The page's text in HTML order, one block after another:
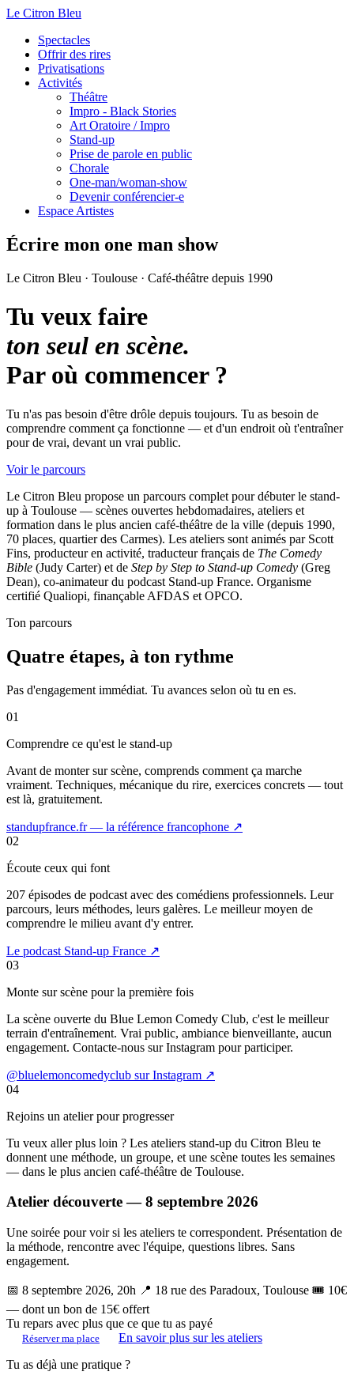
Le Citron Bleu
Spectacles
Offrir des rires
Privatisations
Activités
Théâtre
Impro - Black Stories
Art Oratoire / Impro
Stand-up
Prise de parole en public
Chorale
One-man/woman-show
Devenir conférencier-e
Espace Artistes
Écrire mon one man show
Le Citron Bleu · Toulouse · Café-théâtre depuis 1990
Tu veux faire
ton seul en scène.
Par où commencer ?
Tu n'as pas besoin d'être drôle depuis toujours. Tu as besoin de
comprendre comment ça fonctionne — et d'un endroit où t'entraîner
pour de vrai, devant un vrai public.
Voir le parcours
Le Citron Bleu propose un parcours complet pour débuter le stand-
up à Toulouse — scènes ouvertes hebdomadaires, ateliers et
formation dans le plus ancien café-théâtre de la ville (depuis 1990,
70 places, quartier des Carmes). Les ateliers sont animés par Scott
Fins, producteur en activité, traducteur français de The Comedy
Bible (Judy Carter) et de Step by Step to Stand-up Comedy (Greg
Dean), co-animateur du podcast Stand-up France. Organisme
certifié Qualiopi, finançable AFDAS et OPCO.
Ton parcours
Quatre étapes, à ton rythme
Pas d'engagement immédiat. Tu avances selon où tu en es.
01
Comprendre ce qu'est le stand-up
Avant de monter sur scène, comprends comment ça marche
vraiment. Techniques, mécanique du rire, exercices concrets — tout
est là, gratuitement.
standupfrance.fr — la référence francophone ↗
02
Écoute ceux qui font
207 épisodes de podcast avec des comédiens professionnels. Leur
parcours, leurs méthodes, leurs galères. Le meilleur moyen de
comprendre le milieu avant d'y entrer.
Le podcast Stand-up France ↗
03
Monte sur scène pour la première fois
La scène ouverte du Blue Lemon Comedy Club, c'est le meilleur
terrain d'entraînement. Vrai public, ambiance bienveillante, aucun
engagement. Contacte-nous sur Instagram pour participer.
@bluelemoncomedyclub sur Instagram ↗
04
Rejoins un atelier pour progresser
Tu veux aller plus loin ? Les ateliers stand-up du Citron Bleu te
donnent une méthode, un groupe, et une scène toutes les semaines
— dans le plus ancien café-théâtre de Toulouse.
Atelier découverte — 8 septembre 2026
Une soirée pour voir si les ateliers te correspondent. Présentation de
la méthode, rencontre avec l'équipe, questions libres. Sans
engagement.
📅 8 septembre 2026, 20h 📍 18 rue des Paradoux, Toulouse 🎟 10€
— dont un bon de 15€ offert
Tu repars avec plus que ce que tu as payé
Réserver ma place
En savoir plus sur les ateliers
Tu as déjà une pratique ?